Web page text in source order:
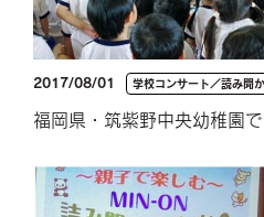
2017/08/01 学校コンサート／読み聞
福岡県・筑紫野中央幼稚園